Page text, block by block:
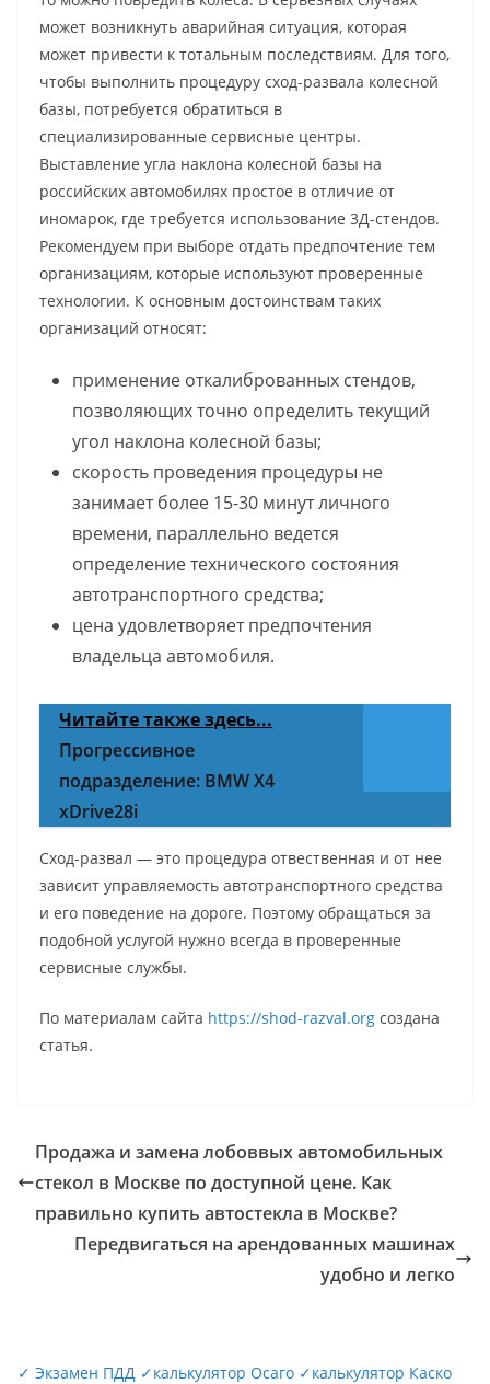
может возникнуть аварийная ситуация, которая
может привести к тотальным последствиям. Для того,
чтобы выполнить процедуру сход-развала колесной
базы, потребуется обратиться в
специализированные сервисные центры.
Выставление угла наклона колесной базы на
российских автомобилях простое в отличие от
иномарок, где требуется использование 3Д-стендов.
Рекомендуем при выборе отдать предпочтение тем
организациям, которые используют проверенные
технологии. К основным достоинствам таких
организаций относят:
применение откалиброванных стендов,
позволяющих точно определить текущий
угол наклона колесной базы;
скорость проведения процедуры не
занимает более 15-30 минут личного
времени, параллельно ведется
определение технического состояния
автотранспортного средства;
цена удовлетворяет предпочтения
владельца автомобиля.
Читайте также здесь...
Прогрессивное
подразделение: BMW X4
xDrive28i
Сход-развал — это процедура отвественная и от нее
зависит управляемость автотранспортного средства
и его поведение на дороге. Поэтому обращаться за
подобной услугой нужно всегда в проверенные
сервисные службы.
По материалам сайта https://shod-razval.org создана
статья.
Продажа и замена лобоввых автомобильных
стекол в Москве по доступной цене. Как
правильно купить автостекла в Москве?
Передвигаться на арендованных машинах
удобно и легко
✓ Экзамен ПДД ✓калькулятор Осаго ✓калькулятор Каско